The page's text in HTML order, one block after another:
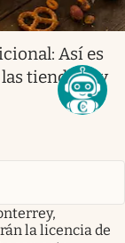
Así es
tienditas y
la licencia de